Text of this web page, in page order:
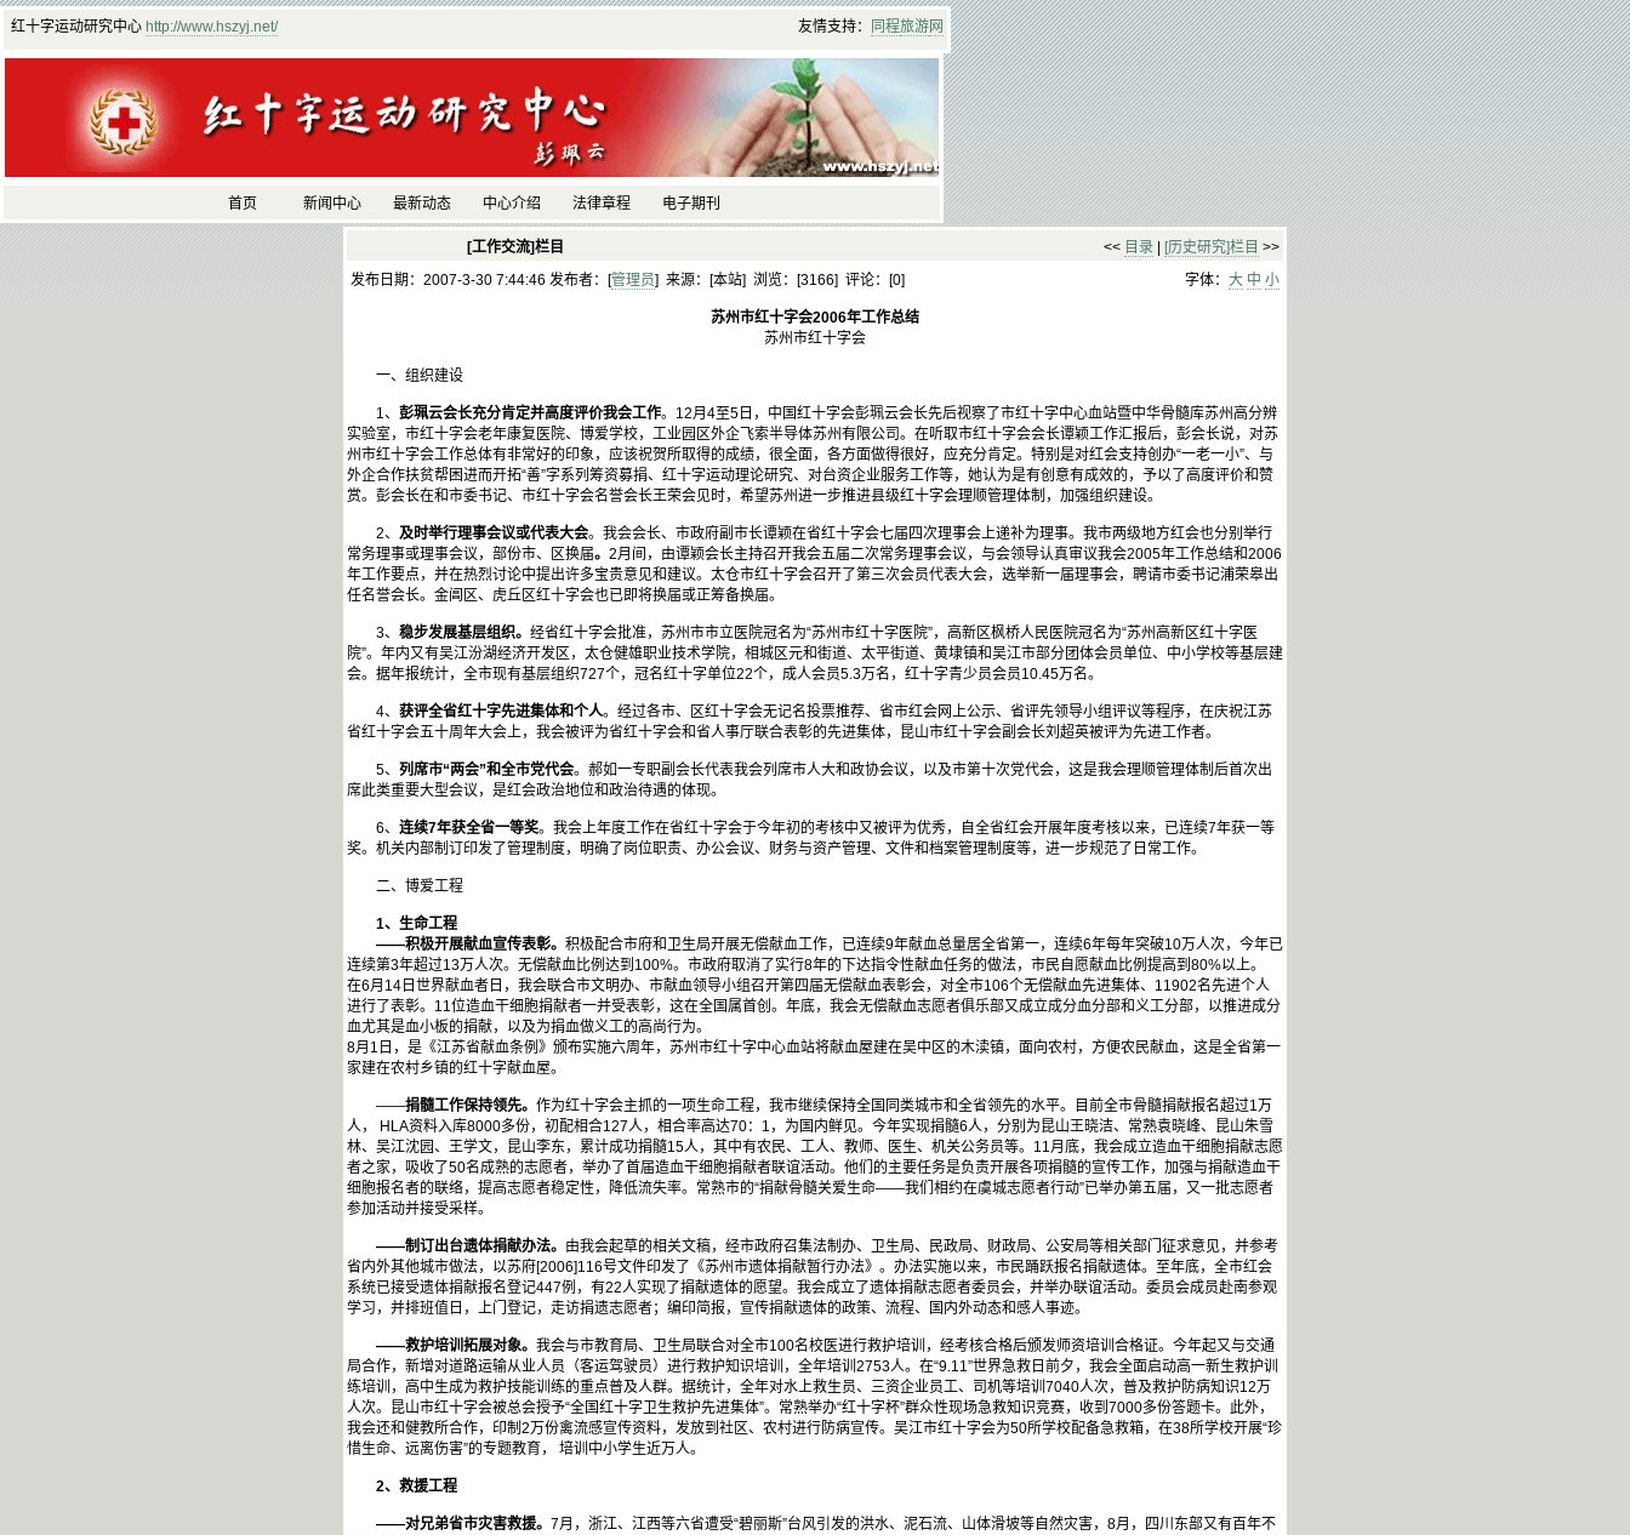
红十字运动研究中心 http://www.hszyj.net/ 友情支持： 同程旅游网
首页 新闻中心 最新动态 中心介绍 法律章程 电子期刊
[工作交流]栏目 << 目录 [历史研究]栏目 >>
发布日期：2007-3-30 7:44:46 发布者：[管理员] 来源：[本站] 浏览：[3166] 评论：[0] 字体： 大 中 小
苏州市红十字会2006年工作总结
苏州市红十字会
一、组织建设
1、 彭珮云会长充分肯定并高度评价我会工作。12月4至5日，中国红十字会彭珮云会长先后视察了市红十字中心血站暨中华骨髓库苏州高分辨
实验室，市红十字会老年康复医院、博爱学校，工业园区外企飞索半导体苏州有限公司。在听取市红十字会会长谭颖工作汇报后，彭会长说，对苏
州市红十字会工作总体有非常好的印象，应该祝贺所取得的成绩，很全面，各方面做得很好，应充分肯定。特别是对红会支持创办“一老一小”、与
外企合作扶贫帮困进而开拓“善”字系列筹资募捐、红十字运动理论研究、对台资企业服务工作等，她认为是有创意有成效的，予以了高度评价和赞
赏。彭会长在和市委书记、市红十字会名誉会长王荣会见时，希望苏州进一步推进县级红十字会理顺管理体制，加强组织建设。
2、 及时举行理事会议或代表大会。我会会长、市政府副市长谭颖在省红十字会七届四次理事会上递补为理事。我市两级地方红会也分别举行
常务理事或理事会议，部份市、区换届。 2月间，由谭颖会长主持召开我会五届二次常务理事会议，与会领导认真审议我会2005年工作总结和2006
年工作要点，并在热烈讨论中提出许多宝贵意见和建议。太仓市红十字会召开了第三次会员代表大会，选举新一届理事会，聘请市委书记浦荣皋出
任名誉会长。金阊区、虎丘区红十字会也已即将换届或正筹备换届。
3、 稳步发展基层组织。 经省红十字会批准，苏州市市立医院冠名为“苏州市红十字医院”，高新区枫桥人民医院冠名为“苏州高新区红十字医
院”。年内又有吴江汾湖经济开发区，太仓健雄职业技术学院，相城区元和街道、太平街道、黄埭镇和吴江市部分团体会员单位、中小学校等基层建
会。据年报统计，全市现有基层组织727个，冠名红十字单位22个，成人会员5.3万名，红十字青少员会员10.45万名。
4、 获评全省红十字先进集体和个人。经过各市、区红十字会无记名投票推荐、省市红会网上公示、省评先领导小组评议等程序，在庆祝江苏
省红十字会五十周年大会上，我会被评为省红十字会和省人事厅联合表彰的先进集体，昆山市红十字会副会长刘超英被评为先进工作者。
5、 列席市“两会”和全市党代会。郝如一专职副会长代表我会列席市人大和政协会议，以及市第十次党代会，这是我会理顺管理体制后首次出
席此类重要大型会议，是红会政治地位和政治待遇的体现。
6、 连续7年获全省一等奖。我会上年度工作在省红十字会于今年初的考核中又被评为优秀，自全省红会开展年度考核以来，已连续7年获一等
奖。机关内部制订印发了管理制度，明确了岗位职责、办公会议、财务与资产管理、文件和档案管理制度等，进一步规范了日常工作。
二、博爱工程
1、生命工程
——积极开展献血宣传表彰。 积极配合市府和卫生局开展无偿献血工作，已连续9年献血总量居全省第一，连续6年每年突破10万人次，今年已
连续第3年超过13万人次。无偿献血比例达到100%。市政府取消了实行8年的下达指令性献血任务的做法，市民自愿献血比例提高到80%以上。
在6月14日世界献血者日，我会联合市文明办、市献血领导小组召开第四届无偿献血表彰会，对全市106个无偿献血先进集体、11902名先进个人
进行了表彰。11位造血干细胞捐献者一并受表彰，这在全国属首创。年底，我会无偿献血志愿者俱乐部又成立成分血分部和义工分部，以推进成分
血尤其是血小板的捐献，以及为捐血做义工的高尚行为。
8月1日，是《江苏省献血条例》颁布实施六周年，苏州市红十字中心血站将献血屋建在吴中区的木渎镇，面向农村，方便农民献血，这是全省第一
家建在农村乡镇的红十字献血屋。
——捐髓工作保持领先。 作为红十字会主抓的一项生命工程，我市继续保持全国同类城市和全省领先的水平。目前全市骨髓捐献报名超过1万
人， HLA资料入库8000多份，初配相合127人，相合率高达70：1，为国内鲜见。今年实现捐髓6人，分别为昆山王晓洁、常熟袁晓峰、昆山朱雪
林、吴江沈园、王学文，昆山李东，累计成功捐髓15人，其中有农民、工人、教师、医生、机关公务员等。11月底，我会成立造血干细胞捐献志愿
者之家，吸收了50名成熟的志愿者，举办了首届造血干细胞捐献者联谊活动。他们的主要任务是负责开展各项捐髓的宣传工作，加强与捐献造血干
细胞报名者的联络，提高志愿者稳定性，降低流失率。常熟市的“捐献骨髓关爱生命——我们相约在虞城志愿者行动”已举办第五届，又一批志愿者
参加活动并接受采样。
——制订出台遗体捐献办法。 由我会起草的相关文稿，经市政府召集法制办、卫生局、民政局、财政局、公安局等相关部门征求意见，并参考
省内外其他城市做法，以苏府[2006]116号文件印发了《苏州市遗体捐献暂行办法》。办法实施以来，市民踊跃报名捐献遗体。至年底，全市红会
系统已接受遗体捐献报名登记447例，有22人实现了捐献遗体的愿望。我会成立了遗体捐献志愿者委员会，并举办联谊活动。委员会成员赴南参观
学习，并排班值日，上门登记，走访捐遗志愿者；编印简报，宣传捐献遗体的政策、流程、国内外动态和感人事迹。
——救护培训拓展对象。 我会与市教育局、卫生局联合对全市100名校医进行救护培训，经考核合格后颁发师资培训合格证。今年起又与交通
局合作，新增对道路运输从业人员（客运驾驶员）进行救护知识培训，全年培训2753人。在“9.11”世界急救日前夕，我会全面启动高一新生救护训
练培训，高中生成为救护技能训练的重点普及人群。据统计，全年对水上救生员、三资企业员工、司机等培训7040人次，普及救护防病知识12万
人次。昆山市红十字会被总会授予“全国红十字卫生救护先进集体”。常熟举办“红十字杯”群众性现场急救知识竞赛，收到7000多份答题卡。此外，
我会还和健教所合作，印制2万份禽流感宣传资料，发放到社区、农村进行防病宣传。吴江市红十字会为50所学校配备急救箱，在38所学校开展“珍
惜生命、远离伤害”的专题教育， 培训中小学生近万人。
2、救援工程
——对兄弟省市灾害救援。 7月，浙江、江西等六省遭受“碧丽斯”台风引发的洪水、泥石流、山体滑坡等自然灾害，8月，四川东部又有百年不